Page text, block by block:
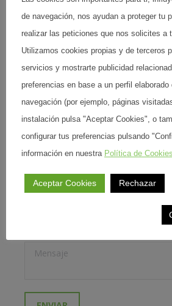
de navegación, nos ayudan a proteger tu
realizar las peticiones que nos solicites a
Utilizamos cookies propias y de terceros
servicios y mostrarte publicidad
preferencias en base a un perfil
navegación (por ejemplo, páginas
instalación pulsa "Aceptar Cookies", o
configurar tus preferencias pulsando
información en nuestra Política de Cookies
Aceptar Cookies Rechazar